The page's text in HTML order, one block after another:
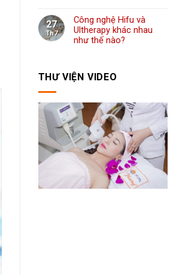
27
Th7
Công nghệ Hifu và
Ultherapy khác nhau
như thế nào?
THƯ VIỆN VIDEO